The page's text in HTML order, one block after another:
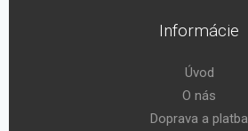
Informácie
Úvod
O nás
Doprava a platba